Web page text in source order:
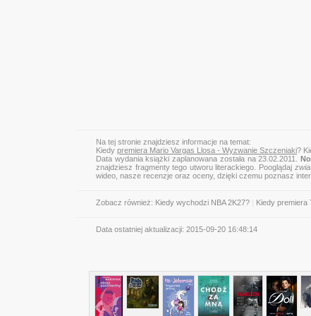
Na tej stronie znajdziesz informacje na temat:
Kiedy premiera Mario Vargas Llosa - Wyzwanie Szczeniaki?
Data wydania książki zaplanowana została na 23.02.2011.
znajdziesz fragmenty tego utworu literackiego. Pooglądaj
wideo, nasze recenzje oraz oceny, dzięki czemu poznasz
Zobacz również: Kiedy wychodzi NBA 2K27? Kiedy premiera
Data ostatniej aktualizacji: 2015-09-20 16:48:14